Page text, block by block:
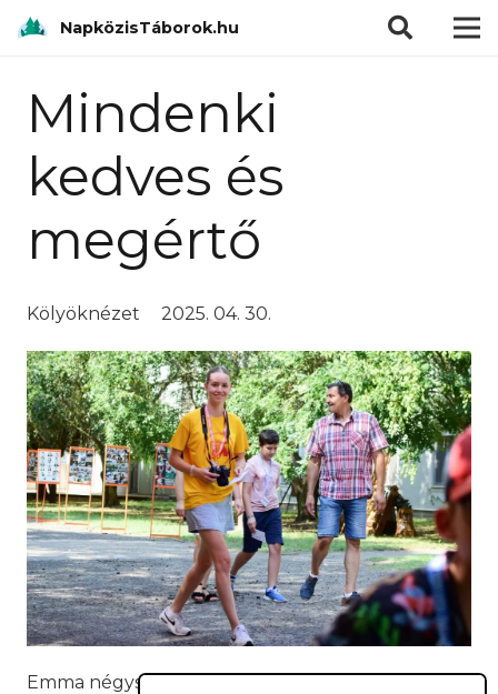
NapközisTáborok.hu
Mindenki
kedves és
megértő
Kölyöknézet 2025. 04. 30.
Emma négyszer táborozott a PEOPLE TEAM-ben.